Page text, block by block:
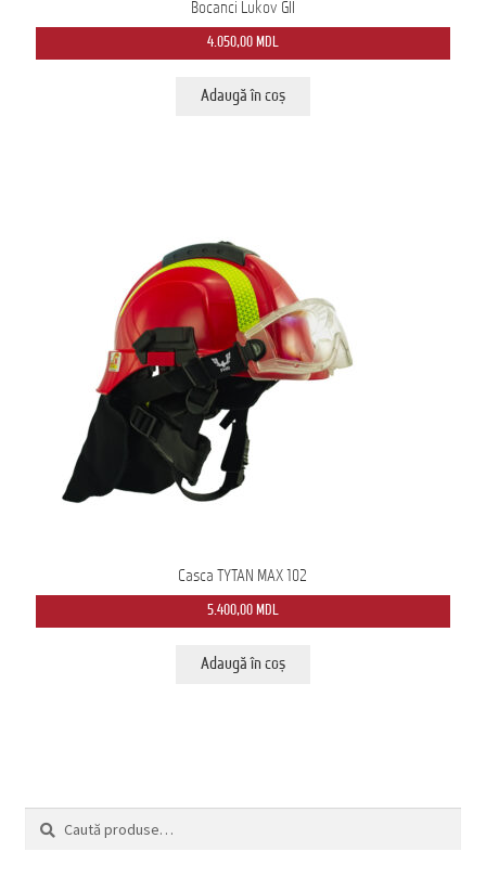
Bocanci Lukov GII
4.050,00 MDL
Adaugă în coș
Casca TYTAN MAX 102
5.400,00 MDL
Adaugă în coș
Caută
după:
Caută